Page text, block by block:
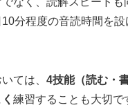
分程度の音読時間を設
ては、 4技能（読む・
練習することも大切で